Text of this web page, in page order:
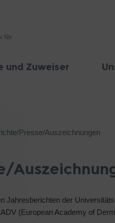
und Zuweiser
Presse/Auszeichnungen
Jahresberichten der
(European Academy of